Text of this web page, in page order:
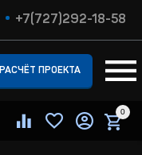
+7(727)292-18-58
РАСЧЁТ ПРОЕКТА
0